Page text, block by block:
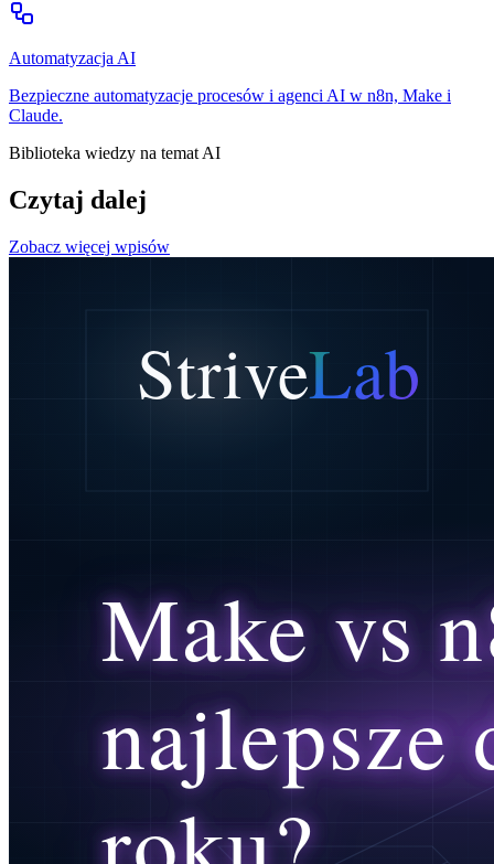
Automatyzacja AI
Bezpieczne automatyzacje procesów i agenci AI w n8n, Make i
Claude.
Biblioteka wiedzy na temat AI
Czytaj dalej
Zobacz więcej wpisów